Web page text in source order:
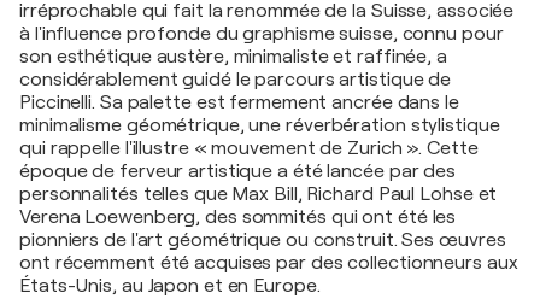
irréprochable qui fait la renommée de la Suisse, associée
à l'influence profonde du graphisme suisse, connu pour
son esthétique austère, minimaliste et raffinée, a
considérablement guidé le parcours artistique de
Piccinelli. Sa palette est fermement ancrée dans le
minimalisme géométrique, une réverbération stylistique
qui rappelle l'illustre « mouvement de Zurich ». Cette
époque de ferveur artistique a été lancée par des
personnalités telles que Max Bill, Richard Paul Lohse et
Verena Loewenberg, des sommités qui ont été les
pionniers de l'art géométrique ou construit. Ses œuvres
ont récemment été acquises par des collectionneurs aux
États-Unis, au Japon et en Europe.